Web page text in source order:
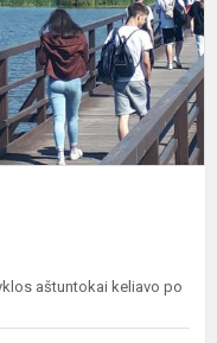
aštuntokai keliavo po